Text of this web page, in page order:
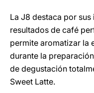
La J8 destaca por
resultados de café
permite aromatizar la
durante la
de degustación
Sweet Latte.